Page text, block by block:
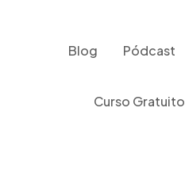
Blog Pódcast
Curso Gratuito